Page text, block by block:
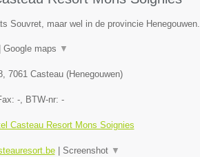
Souvret, maar wel in de provincie Henegouwen.
Google maps ▼
, 7061 Casteau(Henegouwen)
-, BTW-nr: -
Casteau Resort Mons Soignies
| Screenshot ▼